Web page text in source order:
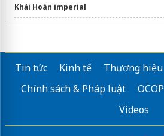
Khải Hoàn imperial
Tin tức Kinh tế Thương hiệu
Chính sách & Pháp luật
OCOP
Videos